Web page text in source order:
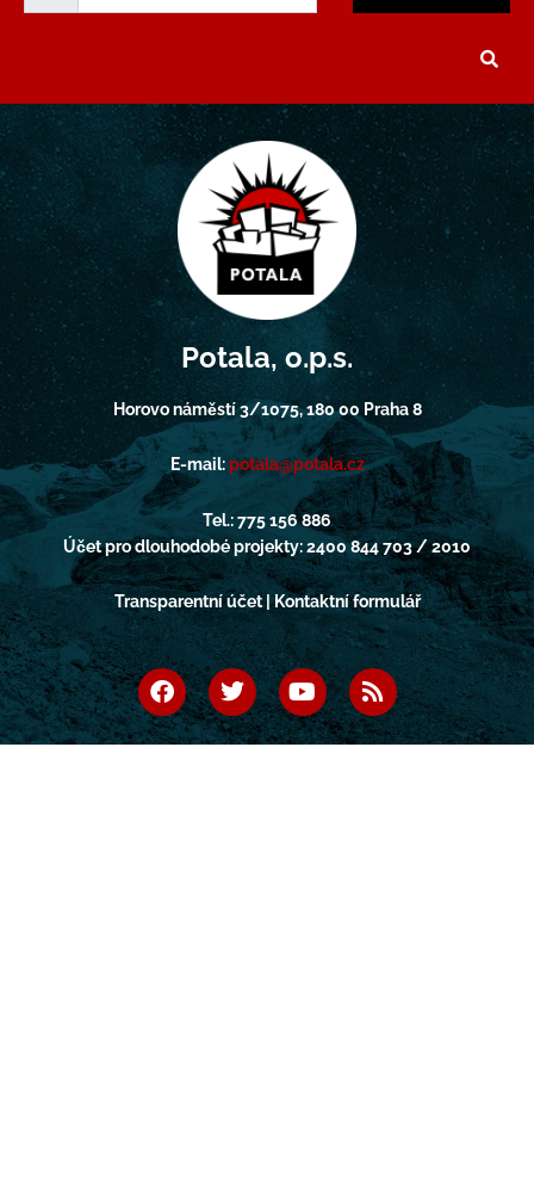
Potala, o.p.s.
Horovo náměstí 3/1075, 180 00 Praha 8
E-mail:potala@potala.cz
Tel.: 775 156 886
Účet pro dlouhodobé projekty: 2400 844 703 / 2010
Transparentní účet | Kontaktní formulář
F
a
c
e
T
w
i
t
Y
o
u
t
R
s
s